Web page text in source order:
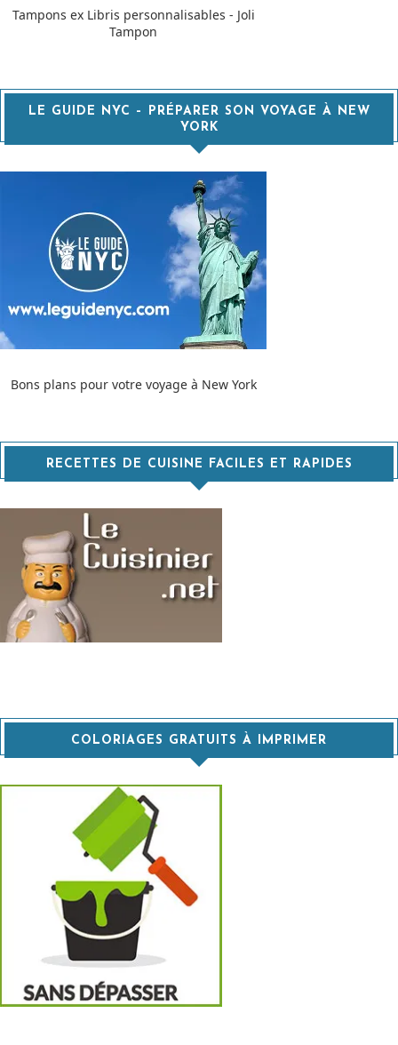
Tampons ex Libris personnalisables - Joli
Tampon
LE GUIDE NYC – PRÉPARER SON VOYAGE À NEW
YORK
Bons plans pour votre voyage à New York
RECETTES DE CUISINE FACILES ET RAPIDES
COLORIAGES GRATUITS À IMPRIMER